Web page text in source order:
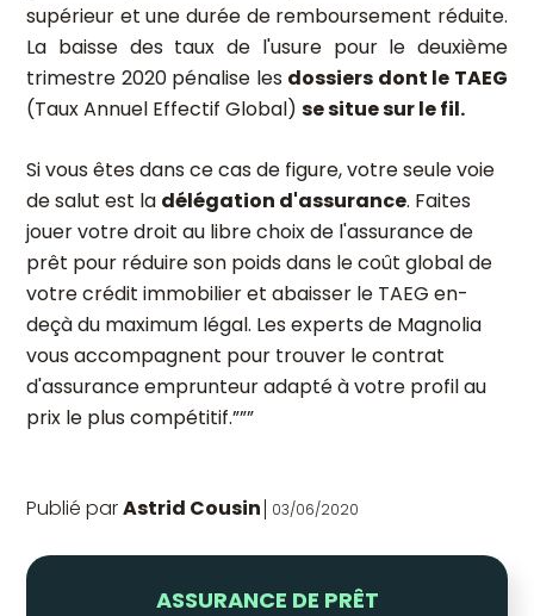
supérieur et une durée de remboursement réduite.
La baisse des taux de l'usure pour le deuxième
trimestre 2020 pénalise les dossiers dont le TAEG
(Taux Annuel Effectif Global) se situe sur le fil.
Si vous êtes dans ce cas de figure, votre seule voie
de salut est la délégation d'assurance. Faites
jouer votre droit au libre choix de l'assurance de
prêt pour réduire son poids dans le coût global de
votre crédit immobilier et abaisser le TAEG en-
deçà du maximum légal. Les experts de Magnolia
vous accompagnent pour trouver le contrat
d'assurance emprunteur adapté à votre profil au
prix le plus compétitif.”””
Publié parAstrid Cousin 03/06/2020
ASSURANCE DE PRÊT